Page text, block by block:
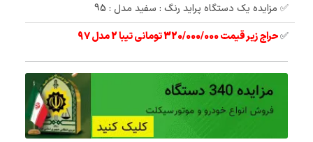
✅ مزایده یک دستگاه پراید رنگ : سفید مدل : 95
✅حراج زیر قیمت 320/000/000 تومانی تیبا 2 مدل 97